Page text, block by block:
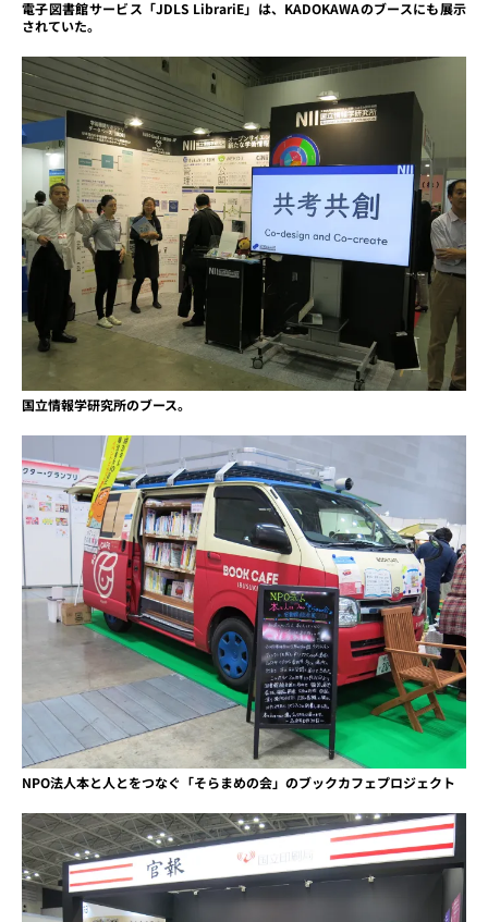
電子図書館サービス「JDLS LibrariE」は、KADOKAWAのブースにも展示
されていた。
国立情報学研究所のブース。
NPO法人本と人とをつなぐ「そらまめの会」のブックカフェプロジェクト